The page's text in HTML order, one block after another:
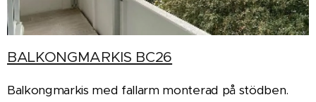
BALKONGMARKIS BC26
Balkongmarkis med fallarm monterad på stödben.